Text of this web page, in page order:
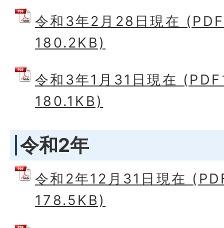
令和3年2月28日現在
180.2KB)
令和3年1月31日現在
180.1KB)
令和2年
令和2年12月31日現在
178.5KB)